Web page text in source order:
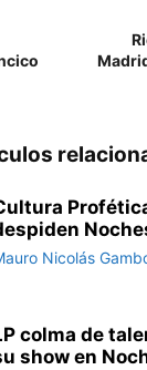
Nicolás
colma de
show en